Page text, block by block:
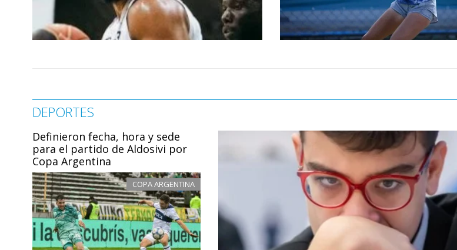
DEPORTES
Definieron fecha, hora y sede
para el partido de Aldosivi por
Copa Argentina
COPA ARGENTINA